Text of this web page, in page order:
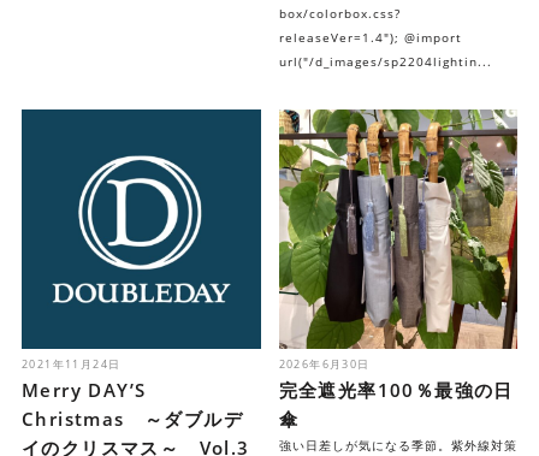
box/colorbox.css?
releaseVer=1.4"); @import
url("/d_images/sp2204lightin...
2021年11月24日
Merry DAY’S
Christmas ～ダブルデ
イのクリスマス～ Vol.3
2026年6月30日
完全遮光率100％最強の日
傘
強い日差しが気になる季節。紫外線対策